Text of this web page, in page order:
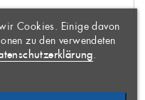
×
sein, um
Cookies. Einige davon
zu den verwendeten
.